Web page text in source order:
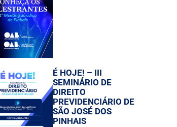
É HOJE! – III
SEMINÁRIO DE
DIREITO
PREVIDENCIÁRIO DE
SÃO JOSÉ DOS
PINHAIS